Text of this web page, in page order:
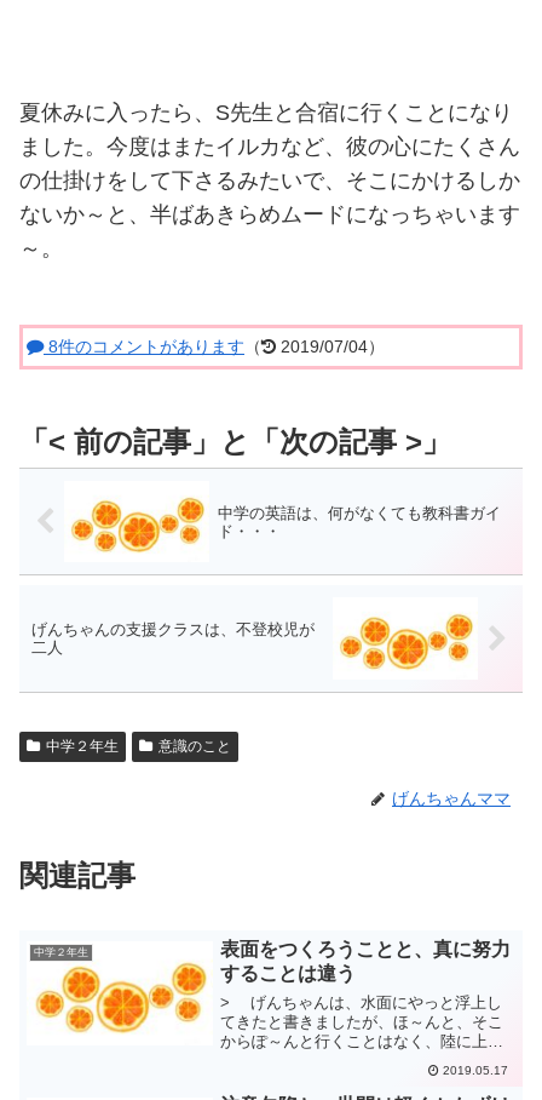
夏休みに入ったら、S先生と合宿に行くことになり
ました。今度はまたイルカなど、彼の心にたくさん
の仕掛けをして下さるみたいで、そこにかけるしか
ないか～と、半ばあきらめムードになっちゃいます
～。
8件のコメントがあります （ 2019/07/04）
中学の英語は、何がなくても教科書ガイ
ド・・・
げんちゃんの支援クラスは、不登校児が
二人
中学２年生 意識のこと
げんちゃんママ
関連記事
中学２年生
表面をつくろうことと、真に努力
することは違う
> げんちゃんは、水面にやっと浮上し
てきたと書きましたが、ほ～んと、そこ
からぽ～んと行くことはなく、陸に上が
った歩みも、まさに、一歩一歩補助がい
りますよ～。やれやれ。げんちゃんは、
2019.05.17